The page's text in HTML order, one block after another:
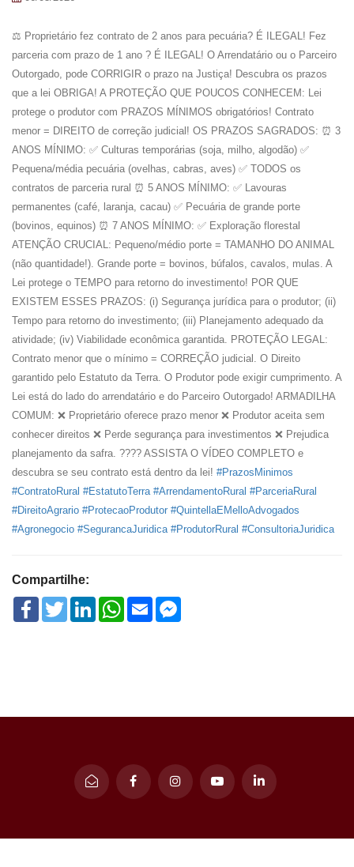
⚖️ Proprietário fez contrato de 2 anos para pecuária? É ILEGAL! Fez
parceria com prazo de 1 ano ? É ILEGAL! O Arrendatário ou o Parceiro
Outorgado, pode CORRIGIR o prazo na Justiça! Descubra os prazos
que a lei OBRIGA! A PROTEÇÃO QUE POUCOS CONHECEM: Lei
protege o produtor com PRAZOS MÍNIMOS obrigatórios! Contrato
menor = DIREITO de correção judicial! OS PRAZOS SAGRADOS: ⏰ 3
ANOS MÍNIMO: ✅ Culturas temporárias (soja, milho, algodão) ✅
Pequena/média pecuária (ovelhas, cabras, aves) ✅ TODOS os
contratos de parceria rural ⏰ 5 ANOS MÍNIMO: ✅ Lavouras
permanentes (café, laranja, cacau) ✅ Pecuária de grande porte
(bovinos, equinos) ⏰ 7 ANOS MÍNIMO: ✅ Exploração florestal
ATENÇÃO CRUCIAL: Pequeno/médio porte = TAMANHO DO ANIMAL
(não quantidade!). Grande porte = bovinos, búfalos, cavalos, mulas. A
Lei protege o TEMPO para retorno do investimento! POR QUE
EXISTEM ESSES PRAZOS: (i) Segurança jurídica para o produtor; (ii)
Tempo para retorno do investimento; (iii) Planejamento adequado da
atividade; (iv) Viabilidade econômica garantida. PROTEÇÃO LEGAL:
Contrato menor que o mínimo = CORREÇÃO judicial. O Direito
garantido pelo Estatuto da Terra. O Produtor pode exigir cumprimento. A
Lei está do lado do arrendatário e do Parceiro Outorgado! ARMADILHA
COMUM: ❌ Proprietário oferece prazo menor ❌ Produtor aceita sem
conhecer direitos ❌ Perde segurança para investimentos ❌ Prejudica
planejamento da safra. ???? ASSISTA O VÍDEO COMPLETO e
descubra se seu contrato está dentro da lei! #PrazosMinimos
#ContratoRural #EstatutoTerra #ArrendamentoRural #ParceriaRural
#DireitoAgrario #ProtecaoProdutor #QuintellaEMelloAdvogados
#Agronegocio #SegurancaJuridica #ProdutorRural #ConsultoriaJuridica
Compartilhe:
FacebookTwitter LinkedInWhatsApp
Email